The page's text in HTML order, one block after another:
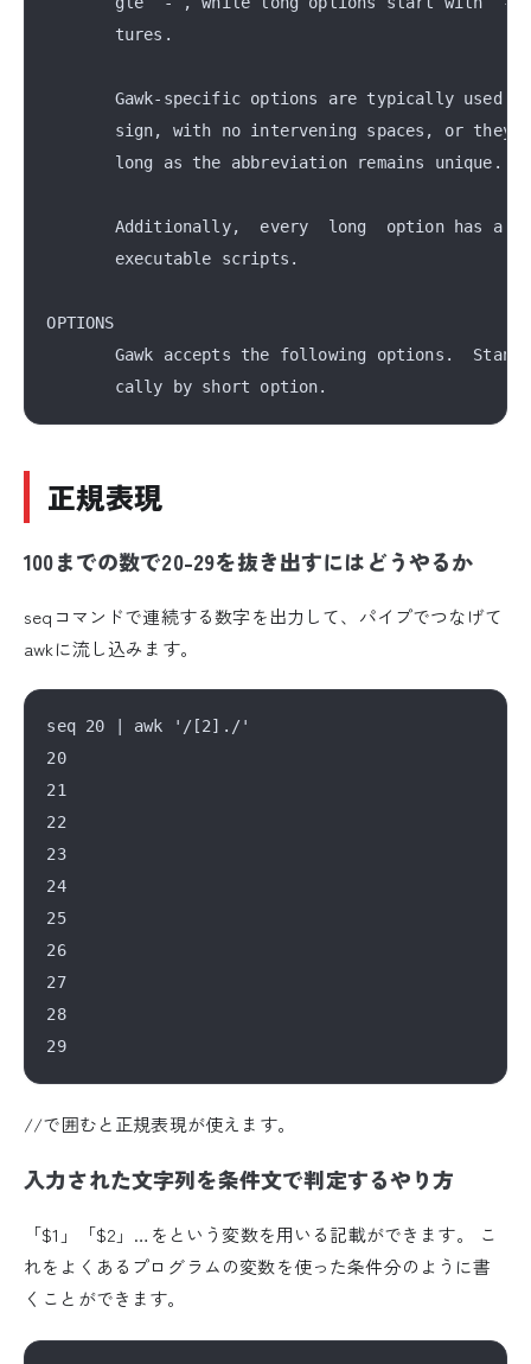
       tures.
Gawk-specific options are typically used
sign, with no intervening spaces, or they
       long as the abbreviation remains unique.
Additionally,  every  long  option has a
       executable scripts.
OPTIONS
Gawk accepts the following options.
正規表現
100までの数で20-29を抜き出すにはどうやるか
seqコマンドで連続する数字を出力して、パイプでつなげて
awkに流し込みます。
seq 20 | awk '/[2]./'
20
21
22
23
24
25
26
27
28
29
//で囲むと正規表現が使えます。
入力された文字列を条件文で判定するやり方
「$1」「$2」…をという変数を用いる記載ができます。 こ
れをよくあるプログラムの変数を使った条件分のように書
くことができます。